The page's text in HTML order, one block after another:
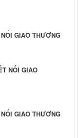
GIAO THƯƠNG
NỐI GIAO
GIAO THƯƠNG